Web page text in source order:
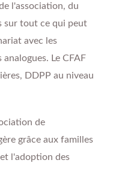
l'association, du
sur tout ce qui peut
avec les
Le CFAF
DDPP au niveau
de
grâce aux familles
l'adoption des